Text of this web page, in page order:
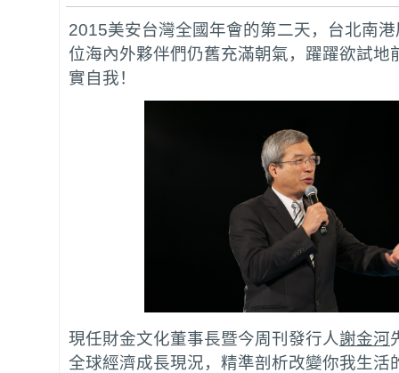
2015美安台灣全國年會的第二天，台北南
位海內外夥伴們仍舊充滿朝氣，躍躍欲試地
實自我！
現任財金文化董事長暨今周刊發行人謝金河
全球經濟成長現況，精準剖析改變你我生活